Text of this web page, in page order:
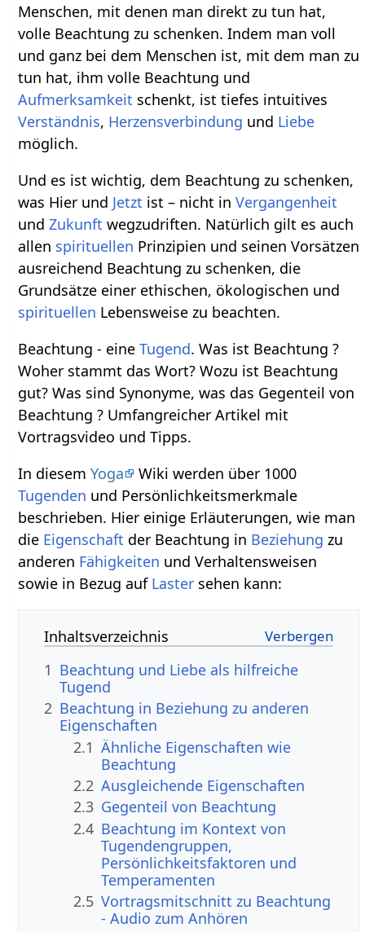
Menschen, mit denen man direkt zu tun hat,
volle Beachtung zu schenken. Indem man voll
und ganz bei dem Menschen ist, mit dem man zu
tun hat, ihm volle Beachtung und
Aufmerksamkeit schenkt, ist tiefes intuitives
Verständnis, Herzensverbindung und Liebe
möglich.
Und es ist wichtig, dem Beachtung zu schenken,
was Hier und Jetzt ist – nicht inVergangenheit
undZukunft wegzudriften. Natürlich gilt es auch
allen spirituellen Prinzipien und seinen Vorsätzen
ausreichend Beachtung zu schenken, die
Grundsätze einer ethischen, ökologischen und
spirituellen Lebensweise zu beachten.
Beachtung - eineTugend. Was ist Beachtung ?
Woher stammt das Wort? Wozu ist Beachtung
gut? Was sind Synonyme, was das Gegenteil von
Beachtung ? Umfangreicher Artikel mit
Vortragsvideo und Tipps.
In diesemYoga
Wiki werden über 1000
Tugenden und Persönlichkeitsmerkmale
beschrieben. Hier einige Erläuterungen, wie man
die Eigenschaft der Beachtung in Beziehung zu
anderen Fähigkeiten und Verhaltensweisen
sowie in Bezug auf Laster sehen kann:
Inhaltsverzeichnis
1 Beachtung und Liebe als hilfreiche
Tugend
2 Beachtung in Beziehung zu anderen
Eigenschaften
2.1 Ähnliche Eigenschaften wie
Beachtung
2.2 Ausgleichende Eigenschaften
2.3 Gegenteil von Beachtung
2.4 Beachtung im Kontext von
Tugendengruppen,
Persönlichkeitsfaktoren und
Temperamenten
2.5 Vortragsmitschnitt zu Beachtung
- Audio zum Anhören